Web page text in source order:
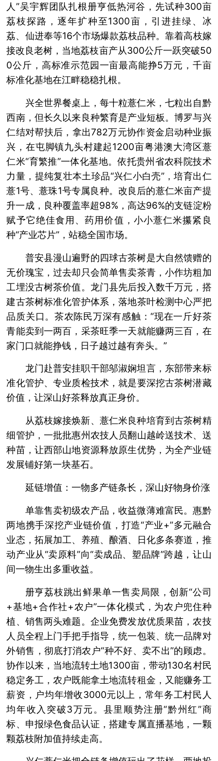
人”吴宇辉团队扎根册亨低热河谷，先试种300亩
荔枝探路，逐年扩种至1300亩，引进挂绿、冰
荔、仙进奉等16个市场爆款荔枝品种。靠着高枝嫁
接改良老树，当地荔枝亩产从300公斤一跃突破50
0公斤，高标准示范园一亩最高能挣5万元，千亩
标准化基地在江畔稳稳扎根。
兴全世界餐桌上，每十粒薏仁米，七粒出自黔
西南，但长久以来良种繁育是产业短板。博罗与兴
仁结对帮扶后，拿出782万元协作资金启动种业振
兴，在屯脚镇九头村建起1200亩粤港澳大湾区薏
仁米“育繁推”一体化基地。依托贵州省农科院技术
力量，提纯复壮本土珍品“兴仁小白壳”，培育出仁
薏1号、薏珠1号专属良种。改良后的薏仁米亩产提
升一成，良种覆盖率超98%，高达96%的支链淀粉
赋予它绝佳食用、药用价值，小小薏仁米攥紧良
种“产业芯片”，站稳全国市场。
普安县漫山遍野的四球古茶树是大自然馈赠的
无价瑰宝，过去却只会简单售卖茶青，小作坊粗加
工埋没古树茶价值。龙门县先后投入数千万元，搭
建古茶树标准化管护体系，落地茶叶检测中心严把
品质关口。茶农陈民万深有感触：“现在一斤好茶
青能卖到一两百，采茶旺季一天就能赚两三百，在
家门口就能挣钱，日子越过越有奔头。”
龙门赴普安挂职干部邬淑娴坦言，东部带来标
准化管护、专业质检技术，就是要深挖古茶树潜藏
价值，让深山好茶释放真正身价。
从荔枝嫁接焕新、薏仁米良种培育到古茶树精
细管护，一批批惠州农技人员翻山越岭送技术、送
种苗，让西部山地资源释放原生优势，为全产业链
发展铺好第一块基石。
延链增值：一物多产链条长，深山好物身价涨
单靠售卖初级农产品，收益微薄难富民。惠黔
两地携手深挖产业链价值，打造“产业+”多元融合
业态，拓展加工、养殖、酿酒、日化多条赛道，推
动产业从“卖原料”向“卖成品、塑品牌”跨越，让山
间一物生出多重收益。
册亨荔枝跳出鲜果单一售卖局限，创新“公司
+基地+合作社+农户”一体化模式，为农户兜住种
植、销售两头难题。企业免费发放优质果苗，农技
人员全程上门手把手指导，统一包装、统一品牌对
外销售，彻底打消农户“种不好、卖不出”的顾虑。
协作以来，当地流转土地1300亩，带动130名村民
稳定务工，农户既能拿土地流转租金，又能赚务工
薪资，户均年增收3000元以上，常年务工村民人
均年收入突破3万元。县里顺势注册“黔州红”商
标、申报绿色食品认证，搭建专属直播基地，一颗
颗荔枝附加值持续走高。